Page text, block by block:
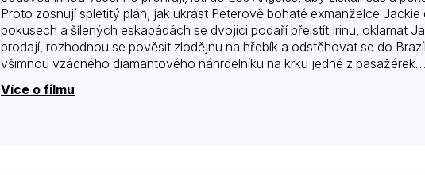
Proto zosnují spletitý plán, jak ukrást Peterově bohaté exmanželce
pokusech a šílených eskapádách se dvojici podaří přelstít Irinu, oklamat
prodají, rozhodnou se pověsit zlodějnu na hřebík a odstěhovat se do
všimnou vzácného diamantového náhrdelníku na krku jedné z pasažérek…
Více o filmu